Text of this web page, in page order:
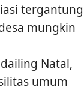
tergantung
mungkin
Natal,
umum